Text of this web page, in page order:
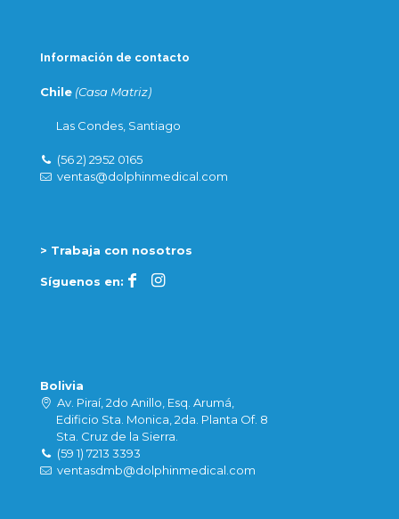
Información de contacto
Chile (Casa Matriz)
Las Condes, Santiago
(56 2) 2952 0165
ventas@dolphinmedical.com
> Trabaja con nosotros
Síguenos en:
Bolivia
Av. Piraí, 2do Anillo, Esq. Arumá,
Edificio Sta. Monica, 2da. Planta Of. 8
Sta. Cruz de la Sierra.
(59 1) 7213 3393
ventasdmb@dolphinmedical.com